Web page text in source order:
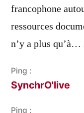
francophone
ressources
n’y a plus qu’à…
Ping :
SynchrO'live
Ping :